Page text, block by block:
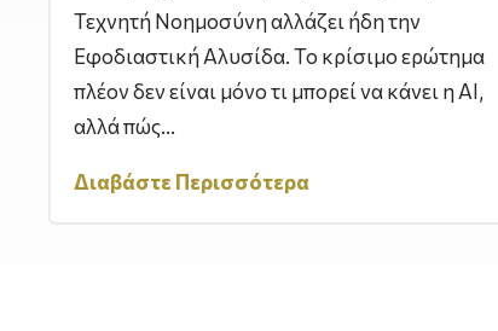
Τεχνητή Νοημοσύνη αλλάζει ήδη την
Εφοδιαστική Αλυσίδα. Το κρίσιμο ερώτημα
πλέον δεν είναι μόνο τι μπορεί να κάνει η AI,
αλλά πώς...
Διαβάστε Περισσότερα